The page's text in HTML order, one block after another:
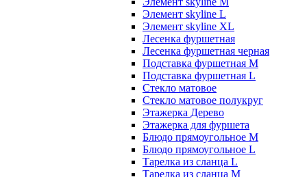
Элемент skyline L
Элемент skyline XL
Лесенка фуршетная
Лесенка фуршетная черная
Подставка фуршетная M
Подставка фуршетная L
Стекло матовое
Стекло матовое полукруг
Этажерка Дерево
Этажерка для фуршета
Блюдо прямоугольное M
Блюдо прямоугольное L
Тарелка из сланца L
Тарелка из сланца M